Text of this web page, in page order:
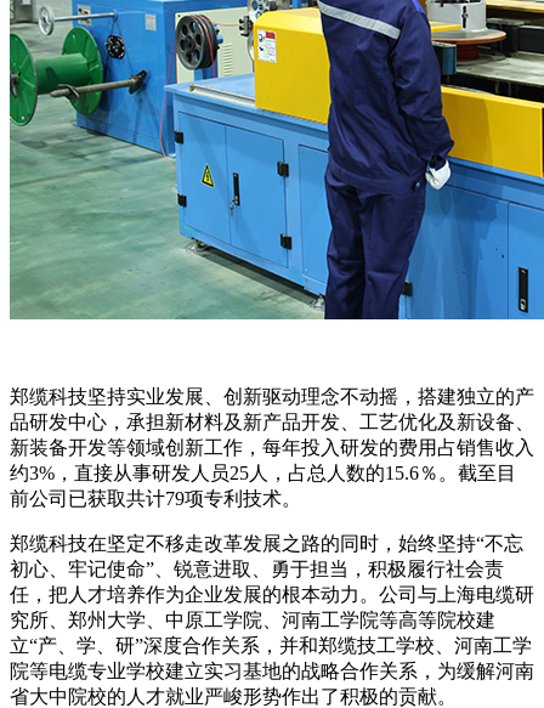
郑缆科技坚持实业发展、创新驱动理念不动摇，搭建独立的产
品研发中心，承担新材料及新产品开发、工艺优化及新设备、
新装备开发等领域创新工作，每年投入研发的费用占销售收入
约3%，直接从事研发人员25人，占总人数的15.6％。截至目
前公司已获取共计79项专利技术。
郑缆科技在坚定不移走改革发展之路的同时，始终坚持“不忘
初心、牢记使命”、锐意进取、勇于担当，积极履行社会责
任，把人才培养作为企业发展的根本动力。公司与上海电缆研
究所、郑州大学、中原工学院、河南工学院等高等院校建
立“产、学、研”深度合作关系，并和郑缆技工学校、河南工学
院等电缆专业学校建立实习基地的战略合作关系，为缓解河南
省大中院校的人才就业严峻形势作出了积极的贡献。